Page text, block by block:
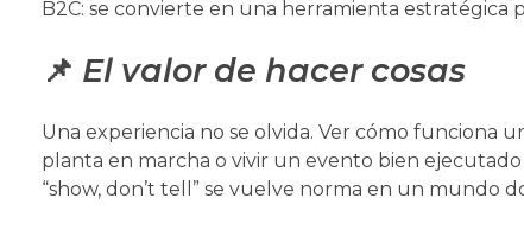
B2C: se convierte en una herramienta estratégica
📌 El valor de hacer cosas
Una experiencia no se olvida. Ver cómo funciona
planta en marcha o vivir un evento bien
“show, don’t tell” se vuelve norma en un mundo